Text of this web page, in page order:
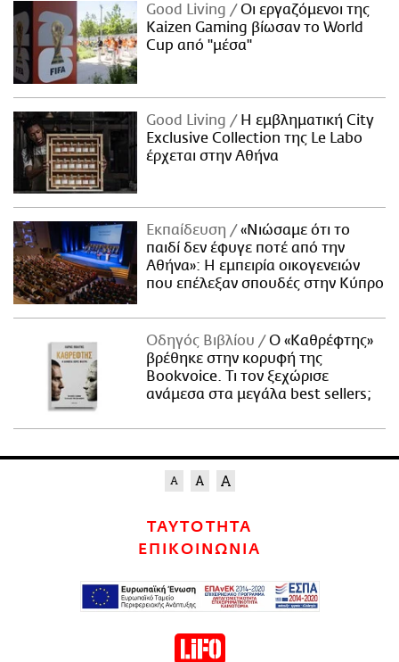
Good Living
Οι εργαζόμενοι της
Kaizen Gaming βίωσαν το World
Cup από "μέσα"
Good Living
Η εμβληματική City
Exclusive Collection της Le Labo
έρχεται στην Αθήνα
Εκπαίδευση
«Νιώσαμε ότι το
παιδί δεν έφυγε ποτέ από την
Αθήνα»: Η εμπειρία οικογενειών
που επέλεξαν σπουδές στην Κύπρο
Οδηγός Βιβλίου
Ο «Καθρέφτης»
βρέθηκε στην κορυφή της
Bookvoice. Τι τον ξεχώρισε
ανάμεσα στα μεγάλα best sellers;
ΤΑΥΤΟΤΗΤΑ
ΕΠΙΚΟΙΝΩΝΙΑ